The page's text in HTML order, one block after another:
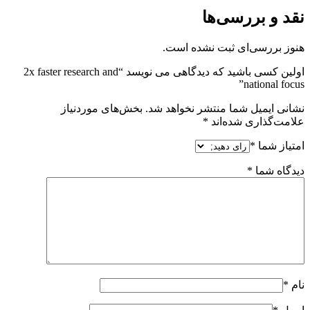
نقد و بررسی‌ها
هنوز بررسی‌ای ثبت نشده است.
اولین کسی باشید که دیدگاهی می نویسد “2x faster research and
national focus”
نشانی ایمیل شما منتشر نخواهد شد. بخش‌های موردنیاز
علامت‌گذاری شده‌اند *
امتیاز شما *
دیدگاه شما *
نام *